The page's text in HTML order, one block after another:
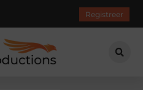
Registreer